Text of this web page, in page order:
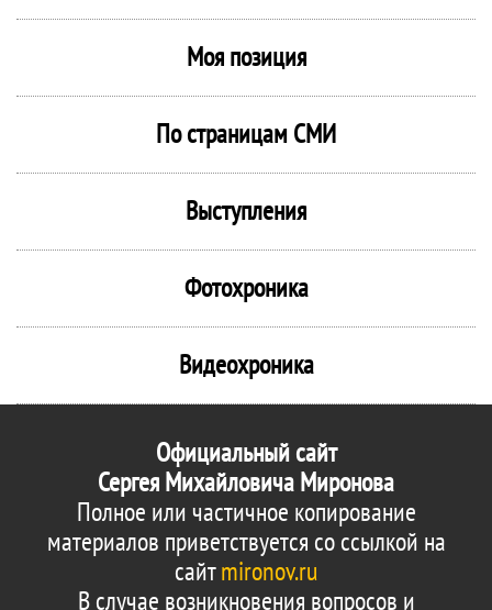
Моя позиция
По страницам СМИ
Выступления
Фотохроника
Видеохроника
Официальный сайт
Сергея Михайловича Миронова
Полное или частичное копирование
материалов приветствуется со ссылкой на
сайтmironov.ru
В случае возникновения вопросов и